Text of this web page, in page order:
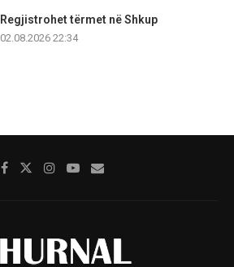
Regjistrohet tërmet në Shkup
02.08.2026 22:34